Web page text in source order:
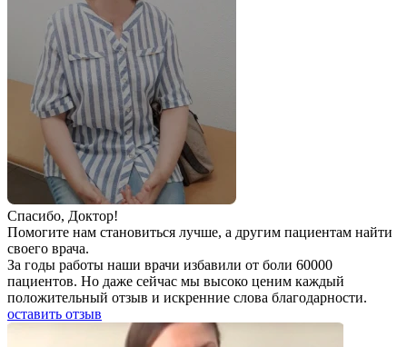
Спаcибо, Доктор!
Помогите нам становиться лучше, а другим пациентам найти
своего врача.
За годы работы наши врачи избавили от боли 60000
пациентов. Но даже сейчас мы высоко ценим каждый
положительный отзыв и искренние слова благодарности.
оставить отзыв